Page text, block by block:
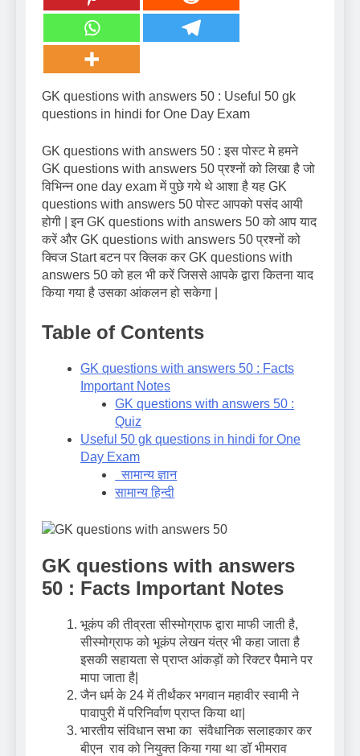
GK questions with answers 50 : Useful 50 gk
questions in hindi for One Day Exam
GK questions with answers 50 : इस पोस्ट मे हमने
GK questions with answers 50 प्रश्नों को लिखा है जो
विभिन्न one day exam में पुछे गये थे आशा है यह GK
questions with answers 50 पोस्ट आपको पसंद आयी
होगी | इन GK questions with answers 50 को आप याद
करें और GK questions with answers 50 प्रश्नों को
क्विज Start बटन पर क्लिक कर GK questions with
answers 50 को हल भी करें जिससे आपके द्वारा कितना याद
किया गया है उसका आंकलन हो सकेगा |
Table of Contents
GK questions with answers 50 : Facts
Important Notes
GK questions with answers 50 :
Quiz
Useful 50 gk questions in hindi for One
Day Exam
सामान्य ज्ञान
सामान्य हिन्दी
GK questions with answers
50 : Facts Important Notes
भूकंप की तीव्रता सीस्मोग्राफ द्वारा माफी जाती है,
सीस्मोग्राफ को भूकंप लेखन यंत्र भी कहा जाता है
इसकी सहायता से प्राप्त आंकड़ों को रिक्टर पैमाने पर
मापा जाता है|
जैन धर्म के 24 में तीर्थंकर भगवान महावीर स्वामी ने
पावापुरी में परिनिर्वाण प्राप्त किया था|
भारतीय संविधान सभा का संवैधानिक सलाहकार कर
बीएन राव को नियुक्त किया गया था डॉ भीमराव